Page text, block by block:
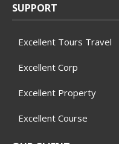
SUPPORT
Excellent Tours Travel
Excellent Corp
Excellent Property
Excellent Course